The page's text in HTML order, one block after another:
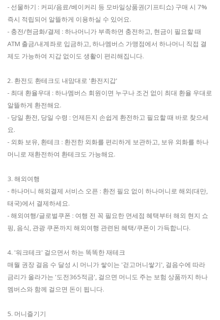
- 선물하기 : 커피/음료/베이커리 등 모바일상품권(기프티쇼) 구매 시 7%
즉시 적립되어 알뜰하게 이용하실 수 있어요.
- 충전/현금화/결제 : 하나머니가 부족하면 충전하고, 현금이 필요할 때
ATM 출금/내계좌로 입금하고, 하나멤버스 가맹점에서 하나머니 직접 결
제도 가능하여 지갑 없이도 생활이 편리해집니다.
2. 환전도 환테크도 내맘대로 '환전지갑'
- 최대 환율우대 : 하나멤버스 회원이면 누구나 조건 없이 최대 환율 우대로
알뜰하게 환전해요.
- 당일 환전, 당일 수령 : 언제든지 손쉽게 환전하고 필요할 때 바로 찾으세
요.
- 외화 보유, 환테크 : 환전한 외화를 편리하게 보관하고, 보유 외화를 하나
머니로 재환전하여 환테크도 가능해요.
3. 해외여행
- 하나머니 해외결제 서비스 오픈 : 환전 필요 없이 하나머니로 해외(대만,
태국)에서 결제하세요.
- 해외여행/글로벌쿠폰 : 여행 전 꼭 필요한 면세점 혜택부터 해외 현지 쇼
핑, 음식, 관광 쿠폰까지 해외여행 관련된 혜택/쿠폰이 가득합니다.
4. '워크테크' 걸으면서 하는 똑똑한 재테크
매월 권장 걸음 수 달성 시 머니가 쌓이는 '걷고머니쌓기', 걸음수에 따라
금리가 올라가는 '도전365적금', 걸으면 머니도 주는 보험 상품까지 하나
멤버스와 함께 걸으면 돈이 됩니다.
5. 머니즐기기